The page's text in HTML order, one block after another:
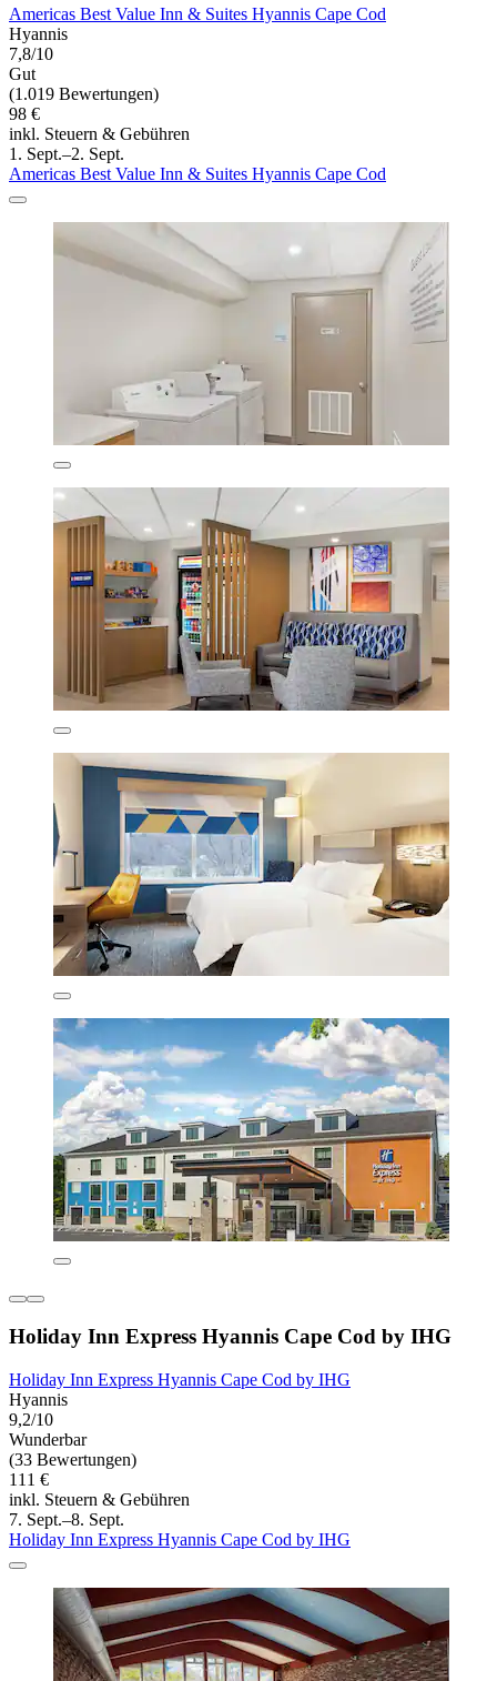
Americas Best Value Inn & Suites Hyannis Cape Cod
Hyannis
7,8/10
Gut
(1.019 Bewertungen)
98 €
inkl. Steuern & Gebühren
1. Sept.–2. Sept.
Americas Best Value Inn & Suites Hyannis Cape Cod
Holiday Inn Express Hyannis Cape Cod by IHG
Holiday Inn Express Hyannis Cape Cod by IHG
Hyannis
9,2/10
Wunderbar
(33 Bewertungen)
111 €
inkl. Steuern & Gebühren
7. Sept.–8. Sept.
Holiday Inn Express Hyannis Cape Cod by IHG